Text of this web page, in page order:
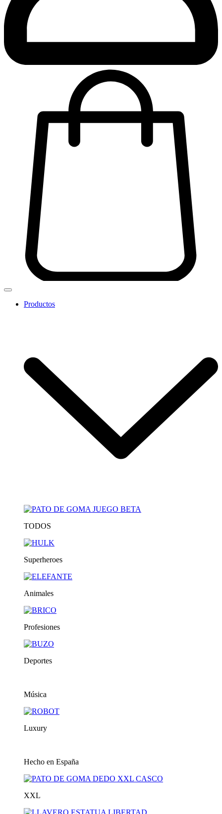
Productos
TODOS
Superheroes
Animales
Profesiones
Deportes
Música
Luxury
Hecho en España
XXL